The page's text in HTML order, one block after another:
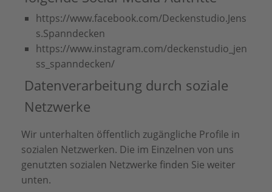
https://www.facebook.com/Deckenstudio.Jens
s.Spanndecken
https://www.instagram.com/deckenstudio_jen
ss_spanndecken/
Datenverarbeitung durch soziale
Netzwerke
Wir unterhalten öffentlich zugängliche Profile in
sozialen Netzwerken. Die im Einzelnen von uns
genutzten sozialen Netzwerke finden Sie weiter
unten.